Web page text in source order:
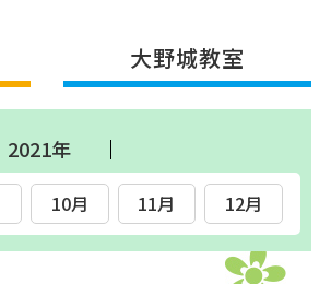
大野城教室
2021年
10月 11月 12月